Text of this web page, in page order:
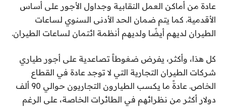
عادة من أماكن العمل النقابية وجداول الأجور على أساس
الأقدمية. كما يتم ضمان الحد الأدنى السنوي لساعات
الطيران لديهم أيضًا ولديهم أنظمة ائتمان لساعات الطيران.
كل هذا، وأكثر، يفرض ضغوطاً تصاعدية على أجور طياري
شركات الطيران التجارية التي لا توجد عادة في القطاع
الخاص. عادةً ما يكسب الطيارون التجاريون حوالي 90 ألف
دولار أكثر من نظرائهم في الطائرات الخاصة، على الرغم